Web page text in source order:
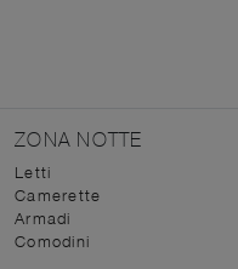
ZONA NOTTE
Letti
Camerette
Armadi
Comodini